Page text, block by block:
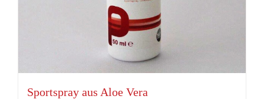
Sportspray aus Aloe Vera